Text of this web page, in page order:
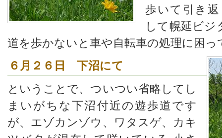
歩いて引き
して幌延ビジ
道を歩かないと車や自転車の処理に困
６月２６日 下沼にて
ということで、ついつい省略してし
まいがちな下沼付近の遊歩道です
が、エゾカンゾウ、ワタスゲ、カキ